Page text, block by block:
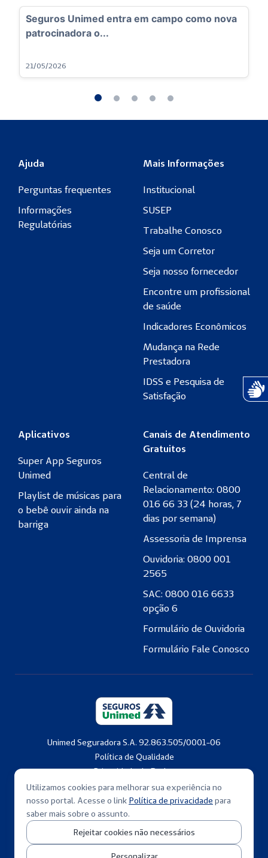
em campo como nova
InvestCoop atinge R$
Ajuda
Perguntas frequentes
Informações
Regulatórias
Mais Informações
Institucional
SUSEP
Trabalhe Conosco
Seja um Corretor
Seja nosso fornecedor
Encontre um profissional
de saúde
Indicadores Econômicos
Mudança na Rede
Prestadora
IDSS e Pesquisa de
Satisfação
Aplicativos
Super App Seguros
Unimed
Playlist de músicas para
o bebê ouvir ainda na
barriga
Canais de Atendimento
Gratuitos
Central de
Relacionamento: 0800
016 66 33 (24 horas, 7
dias por semana)
Assessoria de Imprensa
Ouvidoria: 0800 001
2565
SAC: 0800 016 6633
opção 6
Formulário de Ouvidoria
Formulário Fale Conosco
Unimed Seguradora S.A. 92.863.505/0001-06
Política de Qualidade
Privacidade de Dados
Copyright © 2001-2026
Utilizamos cookies para melhorar sua experiência no
nosso portal. Acesse o link Política de privacidade para
saber mais sobre o assunto.
Rejeitar cookies não necessários